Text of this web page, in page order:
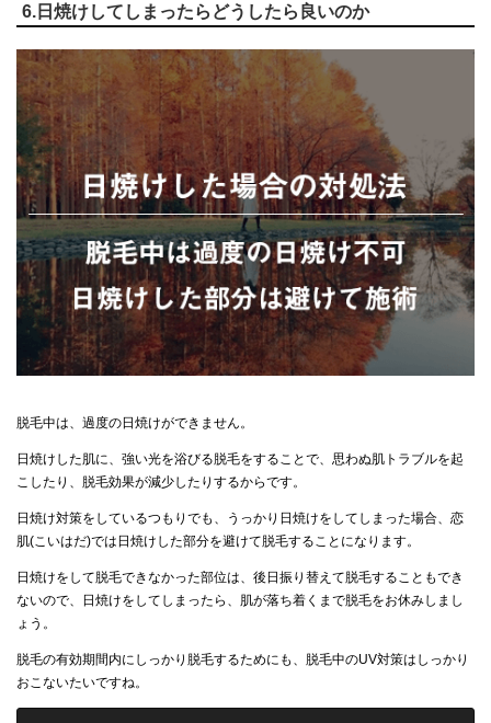
6.日焼けしてしまったらどうしたら良いのか
脱毛中は、過度の日焼けができません。
日焼けした肌に、強い光を浴びる脱毛をすることで、思わぬ肌トラブルを起
こしたり、脱毛効果が減少したりするからです。
日焼け対策をしているつもりでも、うっかり日焼けをしてしまった場合、恋
肌(こいはだ)では日焼けした部分を避けて脱毛することになります。
日焼けをして脱毛できなかった部位は、後日振り替えて脱毛することもでき
ないので、日焼けをしてしまったら、肌が落ち着くまで脱毛をお休みしまし
ょう。
脱毛の有効期間内にしっかり脱毛するためにも、脱毛中のUV対策はしっかり
おこないたいですね。